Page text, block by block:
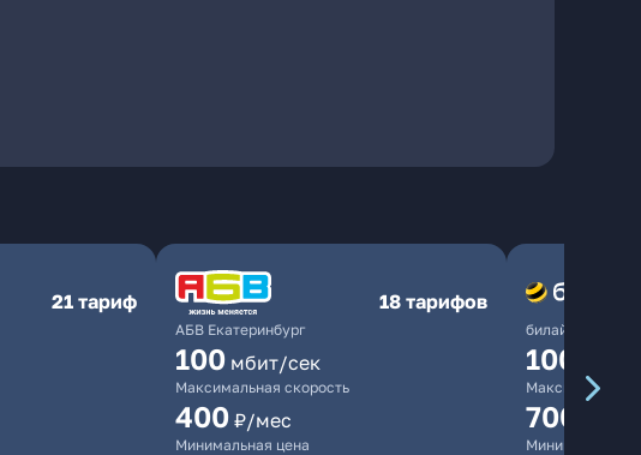
21 тариф
АБВ Екатеринбург
18 тарифов
100 мбит/сек
Максимальная скорость
400 ₽/мес
Минимальная цена
билайн
1000
Максимальная
700
Минимальная